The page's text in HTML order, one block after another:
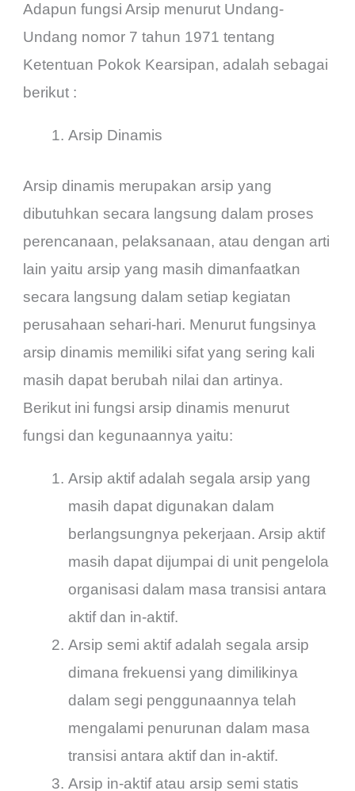
Adapun fungsi Arsip menurut Undang-
Undang nomor 7 tahun 1971 tentang
Ketentuan Pokok Kearsipan, adalah sebagai
berikut :
Arsip Dinamis
Arsip dinamis merupakan arsip yang
dibutuhkan secara langsung dalam proses
perencanaan, pelaksanaan, atau dengan arti
lain yaitu arsip yang masih dimanfaatkan
secara langsung dalam setiap kegiatan
perusahaan sehari-hari. Menurut fungsinya
arsip dinamis memiliki sifat yang sering kali
masih dapat berubah nilai dan artinya.
Berikut ini fungsi arsip dinamis menurut
fungsi dan kegunaannya yaitu:
Arsip aktif adalah segala arsip yang
masih dapat digunakan dalam
berlangsungnya pekerjaan. Arsip aktif
masih dapat dijumpai di unit pengelola
organisasi dalam masa transisi antara
aktif dan in-aktif.
Arsip semi aktif adalah segala arsip
dimana frekuensi yang dimilikinya
dalam segi penggunaannya telah
mengalami penurunan dalam masa
transisi antara aktif dan in-aktif.
Arsip in-aktif atau arsip semi statis